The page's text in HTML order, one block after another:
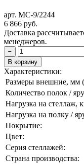
арт. МС-9/2244
6 866 руб.
Доставка
менеджеров.
−
В корзину
Характеристики:
Размеры внешние,
Количество полок /
Нагрузка на стеллаж,
Нагрузка на полку /
Покрытие:
Цвет:
Серия стеллажей:
Страна производства: